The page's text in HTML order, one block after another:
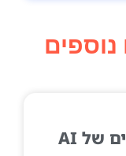
הסטארטאפ שצורב מודלים של AI